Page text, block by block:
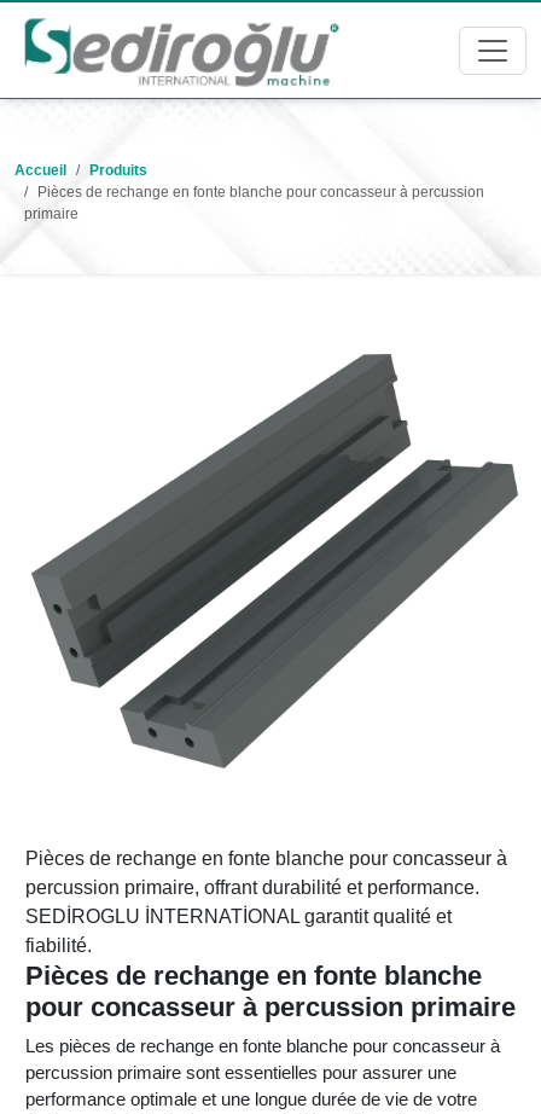
Accueil
Produits
Pièces de rechange en fonte blanche pour concasseur à percussion
primaire
Pièces de rechange en fonte blanche pour concasseur à
percussion primaire, offrant durabilité et performance.
SEDİROGLU İNTERNATİONAL garantit qualité et
fiabilité.
Pièces de rechange en fonte blanche
pour concasseur à percussion primaire
Les pièces de rechange en fonte blanche pour concasseur à
percussion primaire sont essentielles pour assurer une
performance optimale et une longue durée de vie de votre